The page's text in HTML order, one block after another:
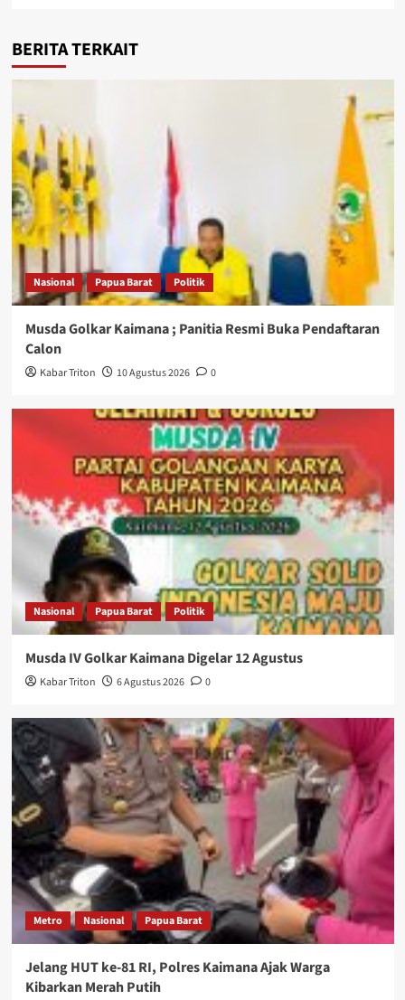
BERITA TERKAIT
Nasional Papua Barat Politik
Musda Golkar Kaimana ; Panitia Resmi Buka Pendaftaran
Calon
Kabar Triton 10 Agustus 2026 0
Nasional Papua Barat Politik
Musda IV Golkar Kaimana Digelar 12 Agustus
Kabar Triton 6 Agustus 2026 0
Metro Nasional Papua Barat
Jelang HUT ke-81 RI, Polres Kaimana Ajak Warga
Kibarkan Merah Putih